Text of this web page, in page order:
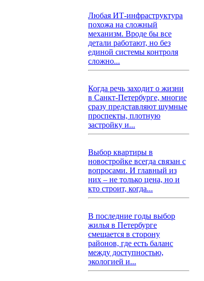
Любая ИТ-инфраструктура
похожа на сложный
механизм. Вроде бы все
детали работают, но без
единой системы контроля
сложно...
Когда речь заходит о жизни
в Санкт-Петербурге, многие
сразу представляют шумные
проспекты, плотную
застройку и...
Выбор квартиры в
новостройке всегда связан с
вопросами. И главный из
них – не только цена, но и
кто строит, когда...
В последние годы выбор
жилья в Петербурге
смещается в сторону
районов, где есть баланс
между доступностью,
экологией и...